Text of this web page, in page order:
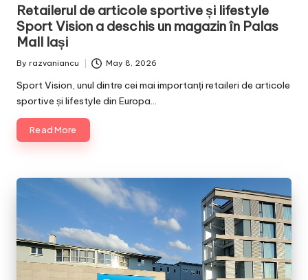
Retailerul de articole sportive și lifestyle
Sport Vision a deschis un magazin în Palas
Mall Iași
Posted
By razvaniancu May 8, 2026
Sport Vision, unul dintre cei mai importanți retaileri de articole
sportive și lifestyle din Europa…
Read More